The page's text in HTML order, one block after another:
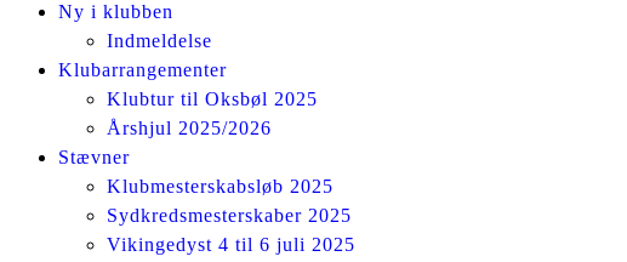
Ny i klubben
Indmeldelse
Klubarrangementer
Klubtur til Oksbøl 2025
Årshjul 2025/2026
Stævner
Klubmesterskabsløb 2025
Sydkredsmesterskaber 2025
Vikingedyst 4 til 6 juli 2025